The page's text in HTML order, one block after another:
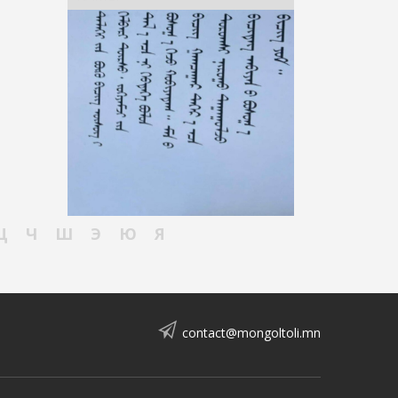
Ч Ш Э Ю Я
contact@mongoltoli.mn